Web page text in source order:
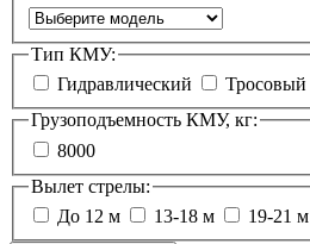
Тип КМУ:
Гидравлический
Тросовый
Грузоподъемность КМУ, кг:
8000
Вылет стрелы:
До 12 м
13-18 м 19-21 м